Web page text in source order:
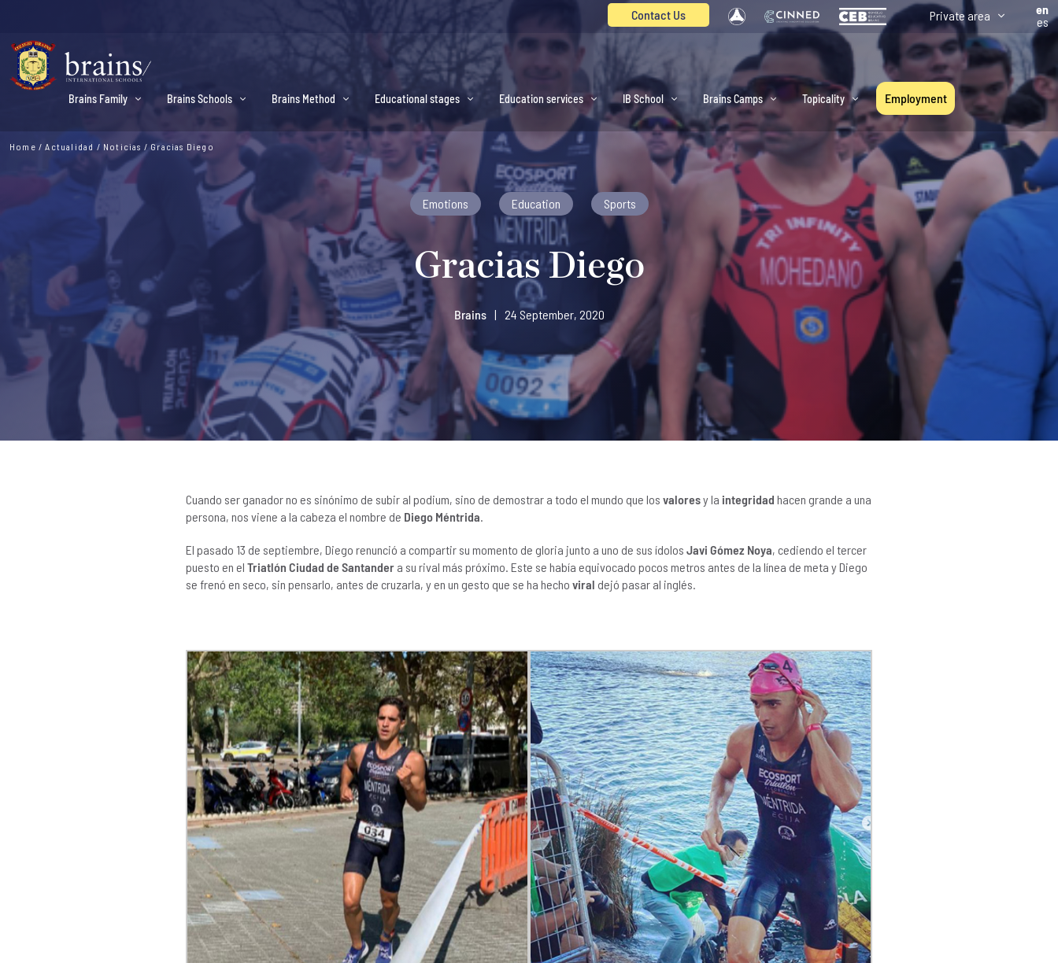
Contact Us Private area
en
es
Brains Family Brains Schools Brains Method Educational stages Education services IB School Brains Camps Topicality Employment
Home /Actualidad / Noticias /Gracias Diego
Emotions Education Sports
Gracias Diego
Brains | 24 September, 2020
Cuando ser ganador no es sinónimo de subir al podium, sino de demostrar a todo el mundo que los valoresy la integridad hacen grande a una
persona, nos viene a la cabeza el nombre de Diego Méntrida.
El pasado 13 de septiembre, Diego renunció a compartir su momento de gloria junto a uno de sus ídolos Javi Gómez Noya, cediendo el tercer
puesto en el Triatlón Ciudad de Santander a su rival más próximo. Este se había equivocado pocos metros antes de la línea de meta y Diego
se frenó en seco, sin pensarlo, antes de cruzarla, y en un gesto que se ha hecho viral dejó pasar al inglés.